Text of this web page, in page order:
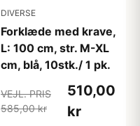
DIVERSE
Forklæde med krave,
L: 100 cm, str. M-XL
cm, blå, 10stk./ 1 pk.
VEJL. PRIS
585,00 kr
510,00
kr